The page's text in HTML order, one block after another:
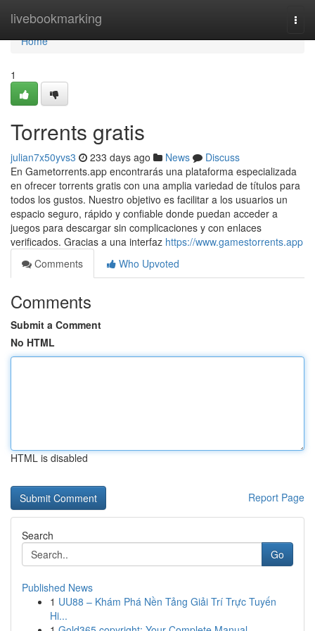
livebookmarking
Home
Home
1
Torrents gratis
julian7x50yvs3 233 days ago News
Discuss
En Gametorrents.app encontrarás una plataforma especializada
en ofrecer torrents gratis con una amplia variedad de títulos para
todos los gustos. Nuestro objetivo es facilitar a los usuarios un
espacio seguro, rápido y confiable donde puedan acceder a
juegos para descargar sin complicaciones y con enlaces
verificados. Gracias a una interfaz https://www.gamestorrents.app
Comments
Who Upvoted
Comments
Submit a Comment
No HTML
HTML is disabled
Report Page
Search
Go
Published News
1 UU88 – Khám Phá Nền Tảng Giải Trí Trực Tuyến
Hi...